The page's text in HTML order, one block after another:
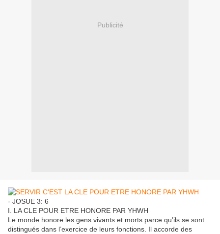
Publicité
- JOSUE 3: 6
I. LA CLE POUR ETRE HONORE PAR YHWH
Le monde honore les gens vivants et morts parce qu’ils se sont
distingués dans l’exercice de leurs fonctions. Il accorde des